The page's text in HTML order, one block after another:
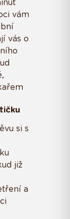
vám
vás o
si s
již
a